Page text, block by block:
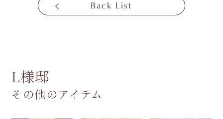
Back List
L様邸
その他のアイテム